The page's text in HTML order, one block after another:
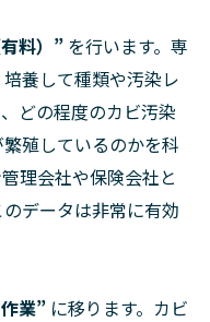
料）” を行います。専
養して種類や汚染レ
どの程度のカビ汚染
殖しているのかを科
理会社や保険会社と
データは非常に有効
業” に移ります。カビ